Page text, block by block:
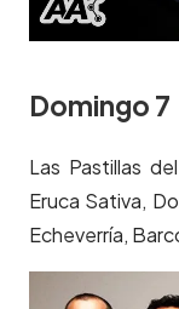
Domingo 7
Las Pastillas
Eruca Sativa,
Echeverría,